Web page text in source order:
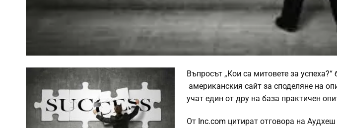
Въпросът „Кои са митовете за
американския сайт за споделяне на
учат един от дру на база практичен
ОтInc.com цитират отговора на